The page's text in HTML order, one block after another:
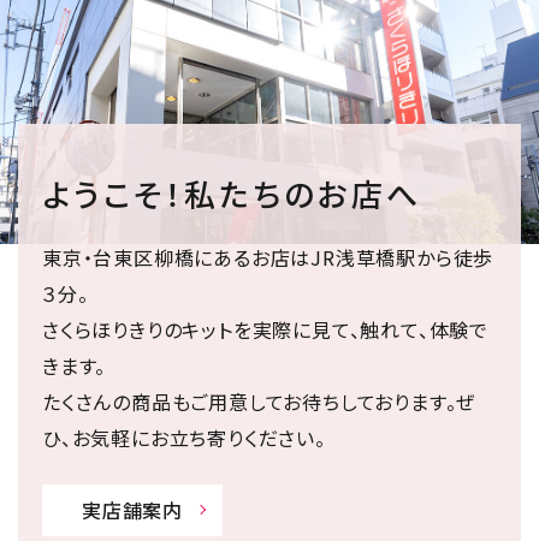
ようこそ！私たちのお店へ
東京・台東区柳橋にあるお店はJR浅草橋駅から徒歩
３分。
さくらほりきりのキットを実際に見て、触れて、体験で
きます。
たくさんの商品もご用意してお待ちしております。ぜ
ひ、お気軽にお立ち寄りください。
実店舗案内